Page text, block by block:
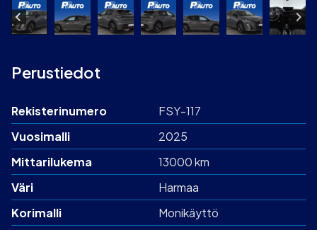
Perustiedot
Rekisterinumero
FSY-117
Vuosimalli
2025
Mittarilukema
13000 km
Väri
Harmaa
Korimalli
Monikäyttö